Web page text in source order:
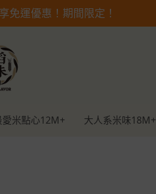
免運優惠！期間限定！
愛米點心12M+ 大人系米味18M+